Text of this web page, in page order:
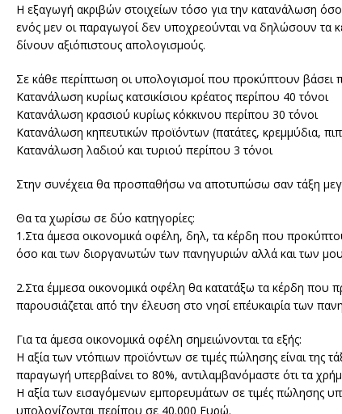
Η εξαγωγή ακριβών στοιχείων τόσο για την κατανάλωση
ενός μεν οι παραγωγοί δεν υποχρεούνται να δηλώσουν τα
δίνουν αξιόπιστους απολογισμούς.
Σε κάθε περίπτωση οι υπολογισμοί που προκύπτουν βάσει
Κατανάλωση κυρίως κατσικίσιου κρέατος περίπου 40 τόνοι
Κατανάλωση κρασιού κυρίως κόκκινου περίπου 30 τόνοι
Κατανάλωση κηπευτικών προϊόντων (πατάτες, κρεμμύδια,
Κατανάλωση λαδιού και τυριού περίπου 3 τόνοι
Στην συνέχεια θα προσπαθήσω να αποτυπώσω σαν τάξη
Θα τα χωρίσω σε δύο κατηγορίες:
1.Στα άμεσα οικονομικά οφέλη, δηλ, τα κέρδη που
όσο και των διοργανωτών των πανηγυριών αλλά και των
2.Στα έμμεσα οικονομικά οφέλη θα κατατάξω τα κέρδη που
παρουσιάζεται από την έλευση στο νησί επ΄ευκαιρία των
Για τα άμεσα οικονομικά οφέλη σημειώνονται τα εξής:
Η αξία των ντόπιων προϊόντων σε τιμές πώλησης είναι
παραγωγή υπερβαίνει το 80%, αντιλαμβανόμαστε ότι τα
Η αξία των εισαγόμενων εμπορευμάτων σε τιμές πώλησης
υπολογίζονται περίπου σε 40.000 Ευρώ.